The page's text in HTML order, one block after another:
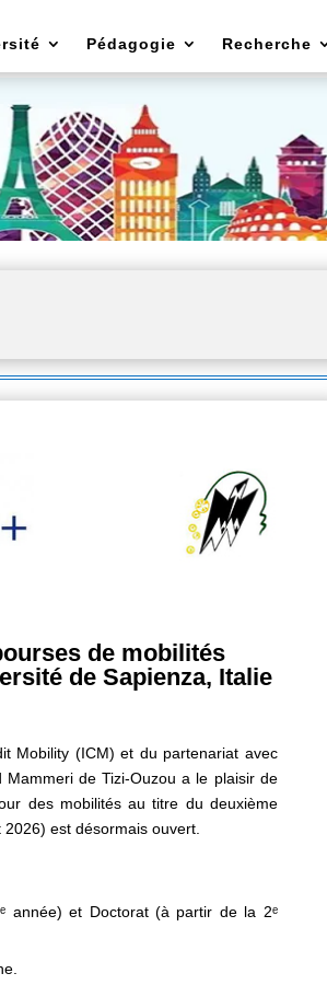
Pédagogie Recherche
de mobilités
de Sapienza, Italie
Mobility (ICM) et du partenariat avec
Mammeri de Tizi-Ouzou a le plaisir de
des mobilités au titre du deuxième
est désormais ouvert.
année) et Doctorat (à partir de la 2ᵉ